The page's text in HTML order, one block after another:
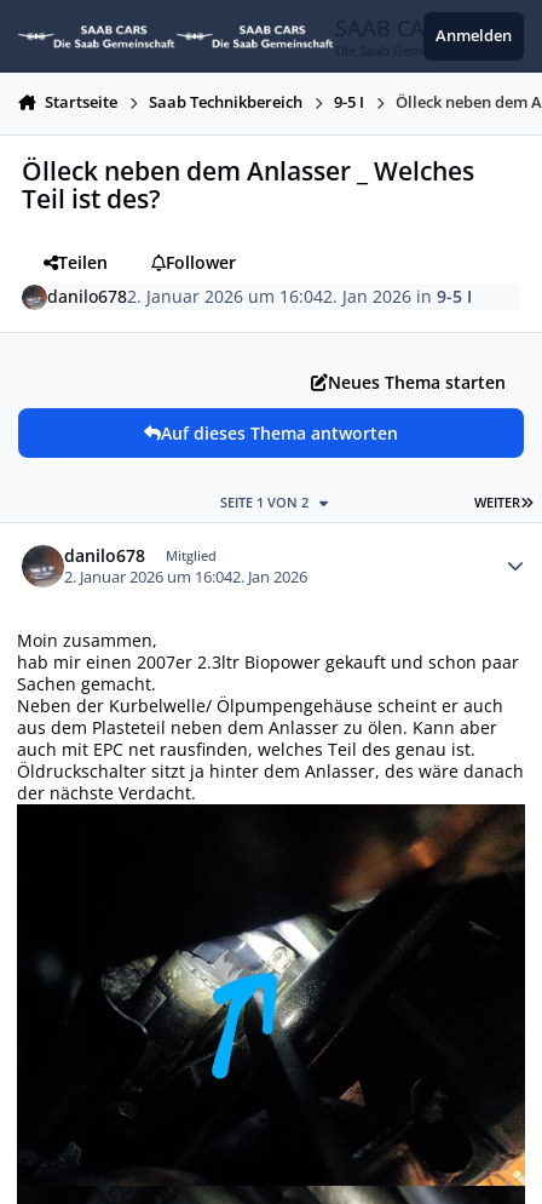
SAAB CARS
Die Saab Gemeinschaft
Anmelden
Startseite Saab Technikbereich 9-5 I Ölleck neben dem
Ölleck neben dem Anlasser _ Welches
Teil ist des?
Teilen
Follower
danilo6782. Januar 2026 um 16:042. Jan 2026 in9-5 I
Neues Thema starten
Auf dieses Thema antworten
WEITER
SEITE 1 VON 2
danilo678 Mitglied
2. Januar 2026 um 16:042. Jan 2026
Moin zusammen,
hab mir einen 2007er 2.3ltr Biopower gekauft und schon paar
Sachen gemacht.
Neben der Kurbelwelle/ Ölpumpengehäuse scheint er auch
aus dem Plasteteil neben dem Anlasser zu ölen. Kann aber
auch mit EPC net rausfinden, welches Teil des genau ist.
Öldruckschalter sitzt ja hinter dem Anlasser, des wäre danach
der nächste Verdacht.